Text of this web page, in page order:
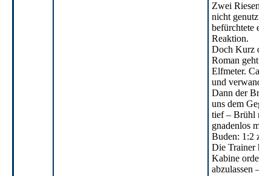
Zwei
nicht genutzt
befürchtete
Reaktion.
Doch Kurz
Roman geht
Elfmeter.
und
Dann der
uns dem
tief – Brühl
gnadenlos mit
Buden: 1:2
Die Trainer
Kabine
abzulassen –